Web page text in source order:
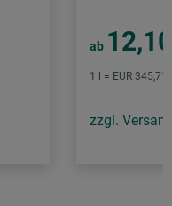
ab 12,10
1 l = EUR
zzgl.